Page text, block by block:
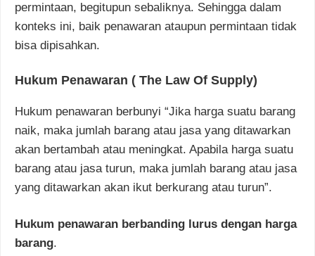
permintaan, begitupun sebaliknya. Sehingga dalam
konteks ini, baik penawaran ataupun permintaan tidak
bisa dipisahkan.
Hukum Penawaran ( The Law Of Supply)
Hukum penawaran berbunyi “Jika harga suatu barang
naik, maka jumlah barang atau jasa yang ditawarkan
akan bertambah atau meningkat. Apabila harga suatu
barang atau jasa turun, maka jumlah barang atau jasa
yang ditawarkan akan ikut berkurang atau turun”.
Hukum penawaran berbanding lurus dengan harga
barang.